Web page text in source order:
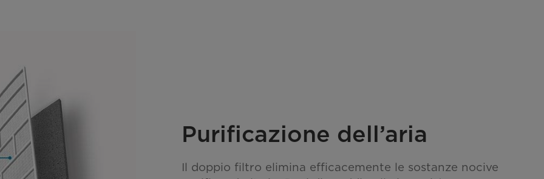
Purificazione dell’aria
Il doppio filtro elimina efficacemente le sostanze nocive